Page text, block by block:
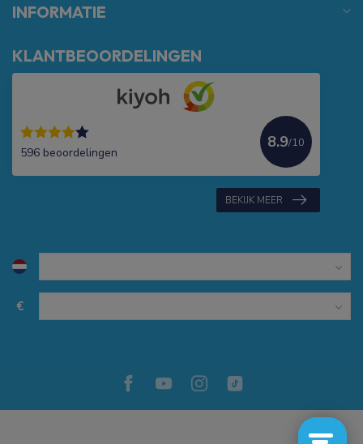
INFORMATIE
KLANTBEOORDELINGEN
596 beoordelingen
8.9/10
BEKIJK MEER
€